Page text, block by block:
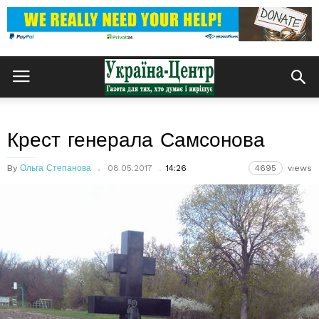
Крест генерала Самсонова
By Ольга Степанова 08.05.2017 14:26 4695 views